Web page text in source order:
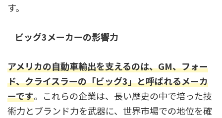
す。
ビッグ3メーカーの影響力
アメリカの自動車輸出を支えるのは、GM、フォー
ド、クライスラーの「ビッグ3」と呼ばれるメーカ
ーです。これらの企業は、長い歴史の中で培った技
術力とブランド力を武器に、世界市場での地位を確